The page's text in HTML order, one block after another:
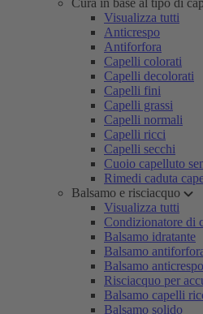
Cura in base al tipo di
Visualizza tutti
Anticrespo
Antiforfora
Capelli colorati
Capelli decolorati
Capelli fini
Capelli grassi
Capelli normali
Capelli ricci
Capelli secchi
Cuoio capelluto
Rimedi caduta
Balsamo e risciacquo
Visualizza tutti
Condizionatore di
Balsamo idratante
Balsamo
Balsamo anticrespo
Risciacquo per
Balsamo capelli
Balsamo solido